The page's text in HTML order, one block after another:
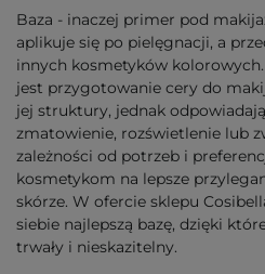
Baza - inaczej primer pod
aplikuje się po pielęgnacji, a
innych kosmetyków
jest przygotowanie cery do
jej struktury, jednak
zmatowienie, rozświetlenie lub
zależności od potrzeb i
kosmetykom na lepsze
skórze. W ofercie sklepu
siebie najlepszą bazę, dzięki
trwały i nieskazitelny.